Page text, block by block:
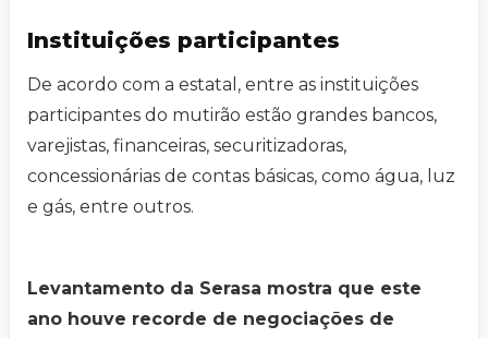
Instituições participantes
De acordo com a estatal, entre as instituições
participantes do mutirão estão grandes bancos,
varejistas, financeiras, securitizadoras,
concessionárias de contas básicas, como água, luz
e gás, entre outros.
Levantamento da Serasa mostra que este
ano houve recorde de negociações de